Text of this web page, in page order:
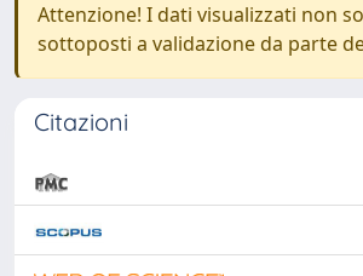
Attenzione! I dati visualizzati non
sottoposti a validazione da parte
Citazioni